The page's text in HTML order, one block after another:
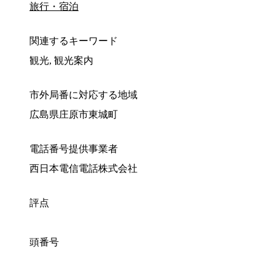
旅行・宿泊
関連するキーワード
観光, 観光案内
市外局番に対応する地域
広島県庄原市東城町
電話番号提供事業者
西日本電信電話株式会社
評点
頭番号